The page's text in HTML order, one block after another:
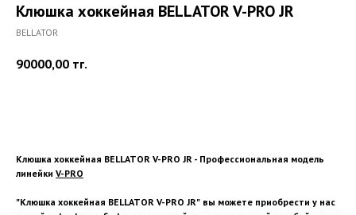
Клюшка хоккейная BELLATOR V-PRO JR
BELLATOR
90000,00 тг.
Клюшка хоккейная BELLATOR V-PRO JR - Профессиональная модель
линейки V-PRO
"Клюшка хоккейная BELLATOR V-PRO JR" вы можете приобрести у нас